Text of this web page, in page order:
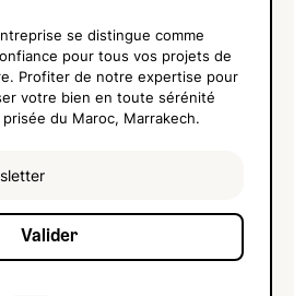
se distingue comme
pour tous vos projets de
Profiter de notre expertise pour
votre bien en toute sérénité
du Maroc, Marrakech.